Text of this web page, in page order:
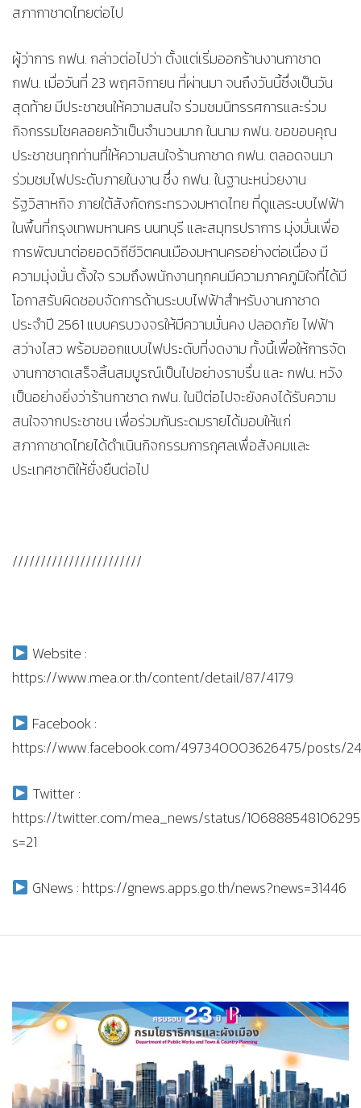
สภากาชาดไทยต่อไป
ผู้ว่าการ กฟน. กล่าวต่อไปว่า ตั้งแต่เริ่มออกร้านงานกาชาด
กฟน. เมื่อวันที่ 23 พฤศจิกายน ที่ผ่านมา จนถึงวันนี้ซึ่งเป็นวัน
สุดท้าย มีประชาชนให้ความสนใจ ร่วมชมนิทรรศการและร่วม
กิจกรรมโชคลอยคว้าเป็นจำนวนมาก ในนาม กฟน. ขอขอบคุณ
ประชาชนทุกท่านที่ให้ความสนใจร้านกาชาด กฟน. ตลอดจนมา
ร่วมชมไฟประดับภายในงาน ซึ่ง กฟน. ในฐานะหน่วยงาน
รัฐวิสาหกิจ ภายใต้สังกัดกระทรวงมหาดไทย ที่ดูแลระบบไฟฟ้า
ในพื้นที่กรุงเทพมหานคร นนทบุรี และสมุทรปราการ มุ่งมั่นเพื่อ
การพัฒนาต่อยอดวิถีชีวิตคนเมืองมหานครอย่างต่อเนื่อง มี
ความมุ่งมั่น ตั้งใจ รวมถึงพนักงานทุกคนมีความภาคภูมิใจที่ได้มี
โอกาสรับผิดชอบจัดการด้านระบบไฟฟ้าสำหรับงานกาชาด
ประจำปี 2561 แบบครบวงจรให้มีความมั่นคง ปลอดภัย ไฟฟ้า
สว่างไสว พร้อมออกแบบไฟประดับที่งดงาม ทั้งนี้เพื่อให้การจัด
งานกาชาดเสร็จสิ้นสมบูรณ์เป็นไปอย่างราบรื่น และ กฟน. หวัง
เป็นอย่างยิ่งว่าร้านกาชาด กฟน. ในปีต่อไปจะยังคงได้รับความ
สนใจจากประชาชน เพื่อร่วมกันระดมรายได้มอบให้แก่
สภากาชาดไทยได้ดำเนินกิจกรรมการกุศลเพื่อสังคมและ
ประเทศชาติให้ยั่งยืนต่อไป
///////////////////////
Website :
https://www.mea.or.th/content/detail/87/4179
Facebook :
https://www.facebook.com/497340003626475/posts/
Twitter :
https://twitter.com/mea_news/status/
s=21
GNews : https://gnews.apps.go.th/news?news=31446